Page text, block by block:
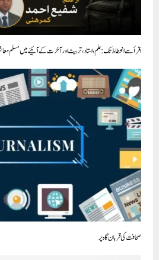
اقرأ سے انحطاط تک : علم، استاد، تربیت اور آخرت کے آئینے میں مسلم
صحافت کی قربان گاہ پر